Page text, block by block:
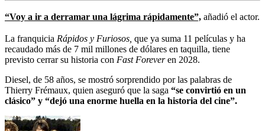
“Voy a ir a derramar una lágrima rápidamente”, añadió el actor.
La franquicia Rápidos y Furiosos, que ya suma 11 películas y ha
recaudado más de 7 mil millones de dólares en taquilla, tiene
previsto cerrar su historia con Fast Foreveren 2028.
Diesel, de 58 años, se mostró sorprendido por las palabras de
Thierry Frémaux, quien aseguró que la saga “se convirtió en un
clásico” y “dejó una enorme huella en la historia del cine”.